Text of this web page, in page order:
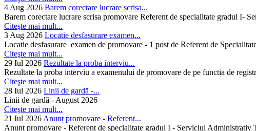
4 Aug 2026 Barem corectare lucrare scrisa...
Barem corectare lucrare scrisa promovare Referent de specialitate gradul I-
Citeşte mai mult...
3 Aug 2026 Locatie desfasurare examen...
Locatie desfasurare examen de promovare - 1 post de Referent de
Citeşte mai mult...
29 Iul 2026 Rezultate la proba interviu...
Rezultate la proba interviu a examenului de promovare de pe functia de
Citeşte mai mult...
28 Iul 2026 Linii de gardă -...
Linii de gardă - August 2026
Citeşte mai mult...
21 Iul 2026 Anunț promovare - Referent...
Anunț promovare - Referent de specialitate gradul I - Serviciul Administrativ